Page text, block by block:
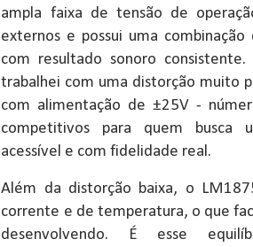
ampla faixa de tensão de
externos e possui uma
com resultado sonoro
trabalhei com uma distorção muito
com alimentação de ±25V -
competitivos para quem busca
acessível e com fidelidade real.
Além da distorção baixa, o
corrente e de temperatura, o que
desenvolvendo. É esse